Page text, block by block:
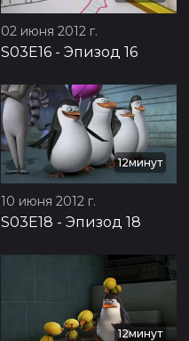
02 июня 2012 г.
S03E16 - Эпизод 16
12минут
10 июня 2012 г.
S03E18 - Эпизод 18
12минут